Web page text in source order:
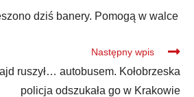
dziś banery. Pomogą w walce
Następny wpis
ruszył… autobusem. Kołobrzeska
policja odszukała go w Krakowie